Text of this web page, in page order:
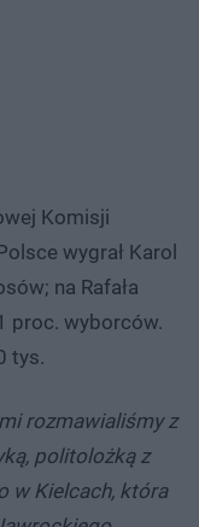
Komisji
wygrał Karol
na Rafała
proc. wyborców.
tys.
rozmawialiśmy z
politolożką z
w Kielcach, która